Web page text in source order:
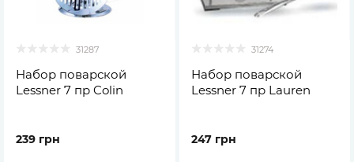
31287
Набор поварской
Lessner 7 пр Colin
239 грн
31274
Набор поварской
Lessner 7 пр Lauren
247 грн